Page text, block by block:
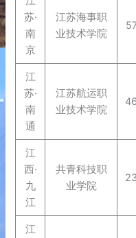
苏·
南
京
江苏海事职
业技术学院
江
苏·
南
通
江苏航运职
业技术学院
江
西·
九
江
共青科技职
业学院
江